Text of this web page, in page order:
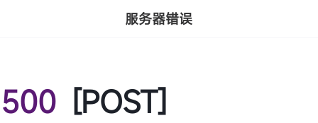
服务器错误
500 [POST]